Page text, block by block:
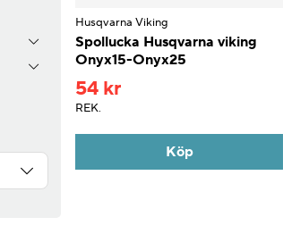
Husqvarna Viking
Spollucka Husqvarna viking
Onyx15-Onyx25
54 kr
REK.
Köp